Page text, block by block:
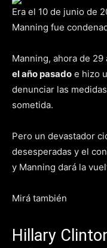
Era el 10 de junio de
Manning fue
Manning, ahora de 29
el año pasado e hizo
denunciar las
sometida.
Pero un devastador
desesperadas y el
y Manning dará la
Mirá también
Hillary